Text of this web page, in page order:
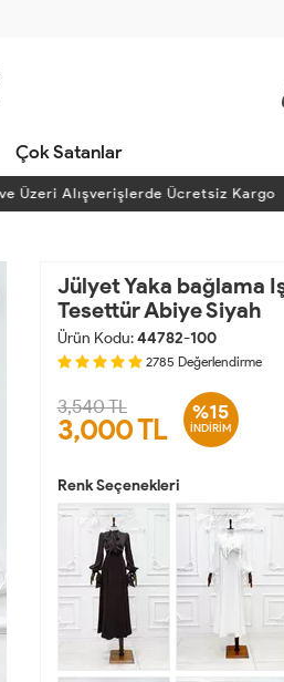
Çok Satanlar
Alışverişlerde Ücretsiz Kargo
Jülyet Yaka bağlama
Tesettür Abiye Siyah
Ürün Kodu:44782-100
2785 Değerlendirme
%15
İNDİRİM
3,540 TL
3,000TL
Renk Seçenekleri